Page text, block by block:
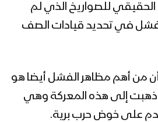
الحقيقي للصواريخ الذي لم
في تحديد قيادات الصف
أن من أهم مظاهر الفشل أيضا هو
ذهبت إلى هذه المعركة وهي
على خوض حرب برية.